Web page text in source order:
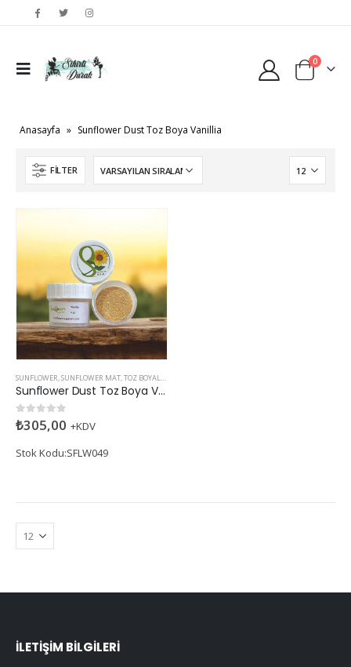
0
Anasayfa » Sunflower Dust Toz Boya Vanillia
FILTER
SUNFLOWER,SUNFLOWER MAT,TOZ BOYALAR
Sunflower Dust Toz Boya Vanillia
05 üzerinden
₺305,00 +KDV
Stok Kodu:SFLW049
İLETIŞIM BILGILERI